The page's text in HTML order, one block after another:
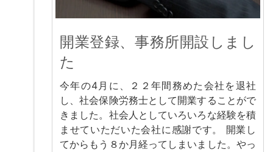
開業登録、事務所開設しまし
た
今年の4月に、２２年間務めた会社を退社
し、社会保険労務士として開業することがで
きました。社会人としていろいろな経験を積
ませていただいた会社に感謝です。 開業し
てからもう８か月経ってしまいました。やっ